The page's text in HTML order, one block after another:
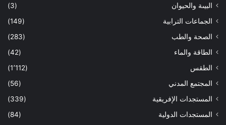
البيىة والحيوان
(3)
الجماعات الترابية
(149)
الصحة والطب
(283)
الطاقة والماء
(42)
الطقس
(1٬112)
المجتمع المدني
(56)
المستجدات الإفريقية
(339)
المستجدات الدولية
(84)